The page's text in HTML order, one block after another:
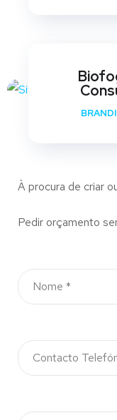
À procura de criar
Pedir orçamento